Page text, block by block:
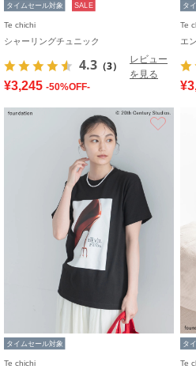
タイムセール対象 SALE
Te chichi
シャーリングチュニック
4.3 （3）
レビュー
を見る
¥3,245 -50%OFF-
タ
Te
エ
タイムセール対象
Te chichi
タ
Te